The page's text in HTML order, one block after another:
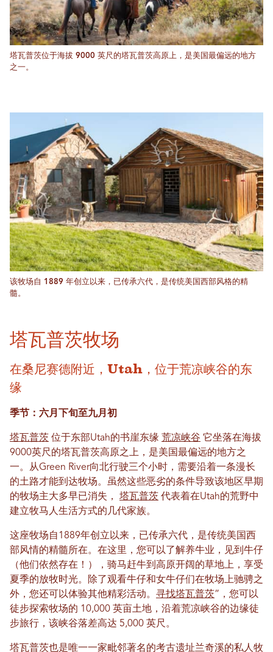
塔瓦普茨位于海拔 9000 英尺的塔瓦普茨高原上，是美国最偏远的地方
之一。
该牧场自 1889 年创立以来，已传承六代，是传统美国西部风格的精
髓。
塔瓦普茨牧场
在桑尼赛德附近，Utah，位于荒凉峡谷的东
缘
季节：六月下旬至九月初
塔瓦普茨 位于东部Utah的书崖东缘 荒凉峡谷 它坐落在海拔
9000英尺的塔瓦普茨高原之上，是美国最偏远的地方之
一。从Green River向北行驶三个小时，需要沿着一条漫长
的土路才能到达牧场。虽然这些恶劣的条件导致该地区早期
的牧场主大多早已消失， 塔瓦普茨 代表着在Utah的荒野中
建立牧马人生活方式的几代家族。
这座牧场自1889年创立以来，已传承六代，是传统美国西
部风情的精髓所在。在这里，您可以了解养牛业，见到牛仔
（他们依然存在！），骑马赶牛到高原开阔的草地上，享受
夏季的放牧时光。除了观看牛仔和女牛仔们在牧场上驰骋之
外，您还可以体验其他精彩活动。 寻找塔瓦普茨”，您可以
徒步探索牧场的 10,000 英亩土地，沿着荒凉峡谷的边缘徒
步旅行，该峡谷落差高达 5,000 英尺。
塔瓦普茨也是唯一一家毗邻著名的考古遗址兰奇溪的私人牧